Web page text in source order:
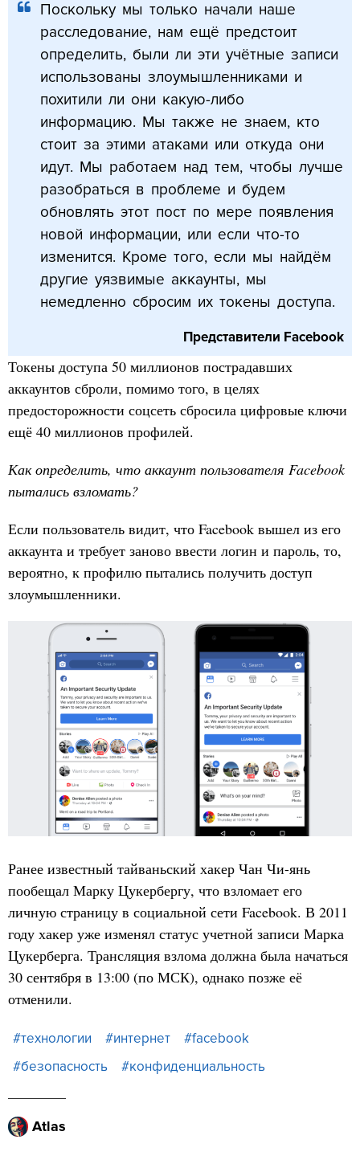
Поскольку мы только начали наше
расследование, нам ещё предстоит
определить, были ли эти учётные записи
использованы злоумышленниками и
похитили ли они какую-либо
информацию. Мы также не знаем, кто
стоит за этими атаками или откуда они
идут. Мы работаем над тем, чтобы лучше
разобраться в проблеме и будем
обновлять этот пост по мере появления
новой информации, или если что-то
изменится. Кроме того, если мы найдём
другие уязвимые аккаунты, мы
немедленно сбросим их токены доступа.
Представители Facebook
Токены доступа 50 миллионов пострадавших
аккаунтов сброли, помимо того, в целях
предосторожности соцсеть сбросила цифровые ключи
ещё 40 миллионов профилей.
Как определить, что аккаунт пользователя Facebook
пытались взломать?
Если пользователь видит, что Facebook вышел из его
аккаунта и требует заново ввести логин и пароль, то,
вероятно, к профилю пытались получить доступ
злоумышленники.
Ранее известный тайваньский хакер Чан Чи-янь
пообещал Марку Цукербергу, что взломает его
личную страницу в социальной сети Facebook. В 2011
году хакер уже изменял статус учетной записи Марка
Цукерберга. Трансляция взлома должна была начаться
30 сентября в 13:00 (по МСК), однако позже её
отменили.
#технологии #интернет
#facebook
#безопасность
#конфиденциальность
Atlas